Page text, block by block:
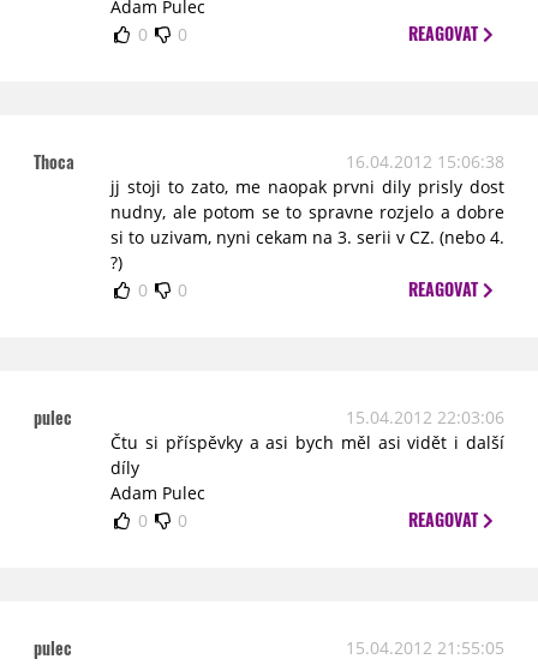
Adam Pulec
0
0 REAGOVAT
Thoca
16.04.2012 15:06:38
jj stoji to zato, me naopak prvni dily prisly dost
nudny, ale potom se to spravne rozjelo a dobre
si to uzivam, nyni cekam na 3. serii v CZ. (nebo 4.
?)
0
0 REAGOVAT
pulec
15.04.2012 22:03:06
Čtu si příspěvky a asi bych měl asi vidět i další
díly
Adam Pulec
0
0 REAGOVAT
pulec 15.04.2012 21:55:05